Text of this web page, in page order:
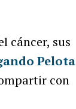
cáncer, sus
Pelota
con